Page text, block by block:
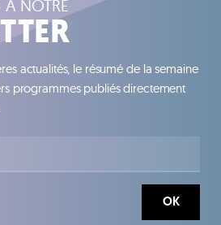
NOTRE
actualités, le résumé de la semaine
programmes publiés directement
OK